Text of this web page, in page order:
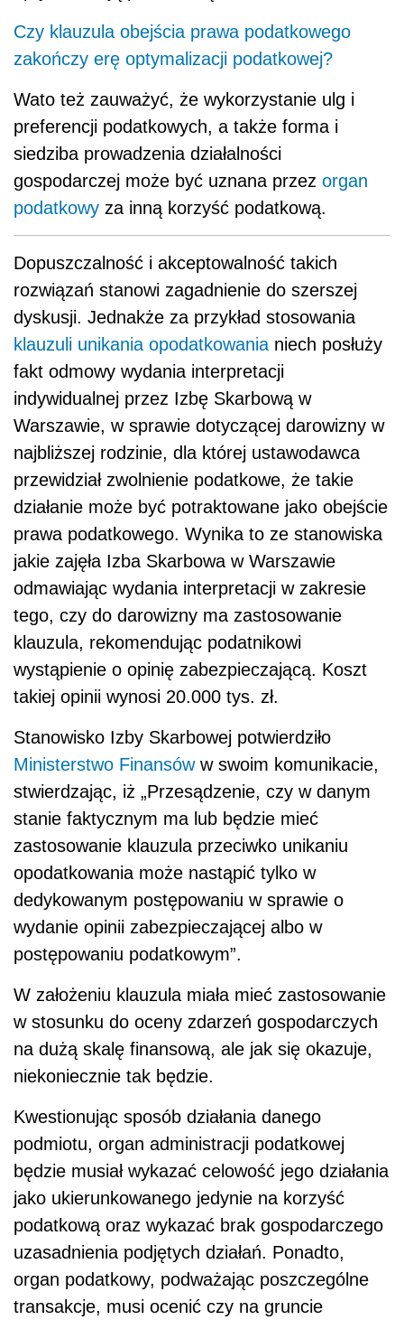
Czy klauzula obejścia prawa podatkowego
zakończy erę optymalizacji podatkowej?
Wato też zauważyć, że wykorzystanie ulg i
preferencji podatkowych, a także forma i
siedziba prowadzenia działalności
gospodarczej może być uznana przez organ
podatkowy za inną korzyść podatkową.
Dopuszczalność i akceptowalność takich
rozwiązań stanowi zagadnienie do szerszej
dyskusji. Jednakże za przykład stosowania
klauzuli unikania opodatkowania niech posłuży
fakt odmowy wydania interpretacji
indywidualnej przez Izbę Skarbową w
Warszawie, w sprawie dotyczącej darowizny w
najbliższej rodzinie, dla której ustawodawca
przewidział zwolnienie podatkowe, że takie
działanie może być potraktowane jako obejście
prawa podatkowego. Wynika to ze stanowiska
jakie zajęła Izba Skarbowa w Warszawie
odmawiając wydania interpretacji w zakresie
tego, czy do darowizny ma zastosowanie
klauzula, rekomendując podatnikowi
wystąpienie o opinię zabezpieczającą. Koszt
takiej opinii wynosi 20.000 tys. zł.
Stanowisko Izby Skarbowej potwierdziło
Ministerstwo Finansóww swoim komunikacie,
stwierdzając, iż „Przesądzenie, czy w danym
stanie faktycznym ma lub będzie mieć
zastosowanie klauzula przeciwko unikaniu
opodatkowania może nastąpić tylko w
dedykowanym postępowaniu w sprawie o
wydanie opinii zabezpieczającej albo w
postępowaniu podatkowym”.
W założeniu klauzula miała mieć zastosowanie
w stosunku do oceny zdarzeń gospodarczych
na dużą skalę finansową, ale jak się okazuje,
niekoniecznie tak będzie.
Kwestionując sposób działania danego
podmiotu, organ administracji podatkowej
będzie musiał wykazać celowość jego działania
jako ukierunkowanego jedynie na korzyść
podatkową oraz wykazać brak gospodarczego
uzasadnienia podjętych działań. Ponadto,
organ podatkowy, podważając poszczególne
transakcje, musi ocenić czy na gruncie